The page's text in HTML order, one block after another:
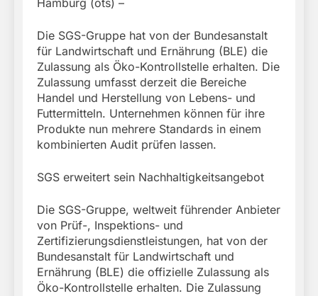
Hamburg (ots) –
Die SGS-Gruppe hat von der Bundesanstalt
für Landwirtschaft und Ernährung (BLE) die
Zulassung als Öko-Kontrollstelle erhalten. Die
Zulassung umfasst derzeit die Bereiche
Handel und Herstellung von Lebens- und
Futtermitteln. Unternehmen können für ihre
Produkte nun mehrere Standards in einem
kombinierten Audit prüfen lassen.
SGS erweitert sein Nachhaltigkeitsangebot
Die SGS-Gruppe, weltweit führender Anbieter
von Prüf-, Inspektions- und
Zertifizierungsdienstleistungen, hat von der
Bundesanstalt für Landwirtschaft und
Ernährung (BLE) die offizielle Zulassung als
Öko-Kontrollstelle erhalten. Die Zulassung